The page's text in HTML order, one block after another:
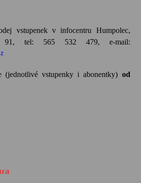
vstupenek v infocentru Humpolec,
91, tel: 565 532 479, e-mail:
(jednotlivé vstupenky i abonentky) od